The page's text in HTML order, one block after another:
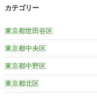
カテゴリー
東京都世田谷区
東京都中央区
東京都中野区
東京都北区